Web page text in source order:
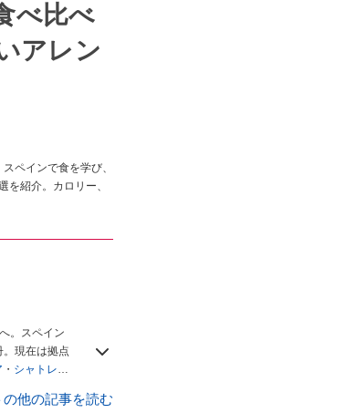
べ比べ
アレン
ペインで食を学び、
紹介。カロリー、
。スペイン
現在は拠点
・ シャトレー
イド、スペ
他の記事を読む